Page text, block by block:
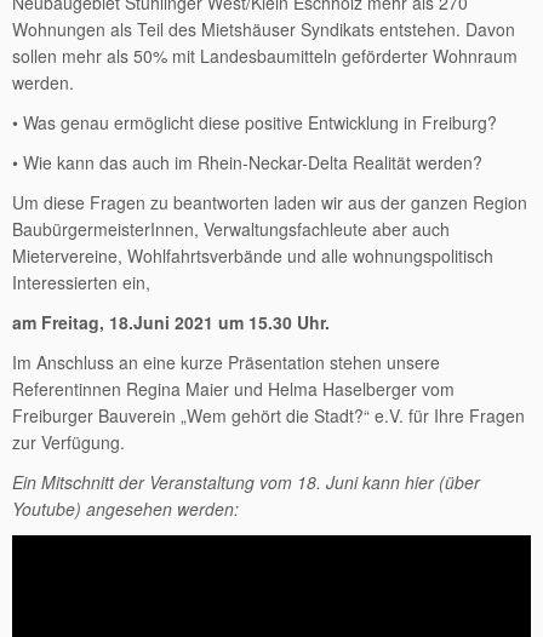
Wohnungen als Teil des Mietshäuser Syndikats entstehen. Davon
sollen mehr als 50% mit Landesbaumitteln geförderter Wohnraum
werden.
• Was genau ermöglicht diese positive Entwicklung in Freiburg?
• Wie kann das auch im Rhein-Neckar-Delta Realität werden?
Um diese Fragen zu beantworten laden wir aus der ganzen Region
BaubürgermeisterInnen, Verwaltungsfachleute aber auch
Mietervereine, Wohlfahrtsverbände und alle wohnungspolitisch
Interessierten ein,
am Freitag, 18.Juni 2021 um 15.30 Uhr.
Im Anschluss an eine kurze Präsentation stehen unsere
Referentinnen Regina Maier und Helma Haselberger vom
Freiburger Bauverein „Wem gehört die Stadt?“ e.V. für Ihre Fragen
zur Verfügung.
Ein Mitschnitt der Veranstaltung vom 18. Juni kann hier (über
Youtube) angesehen werden: